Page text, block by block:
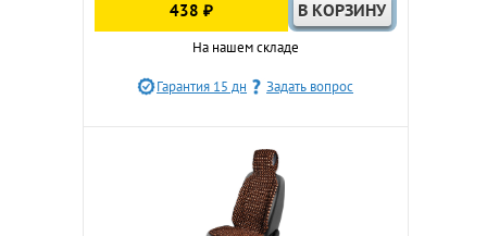
438 ₽
На нашем складе
Гарантия 15 дн Задать вопрос